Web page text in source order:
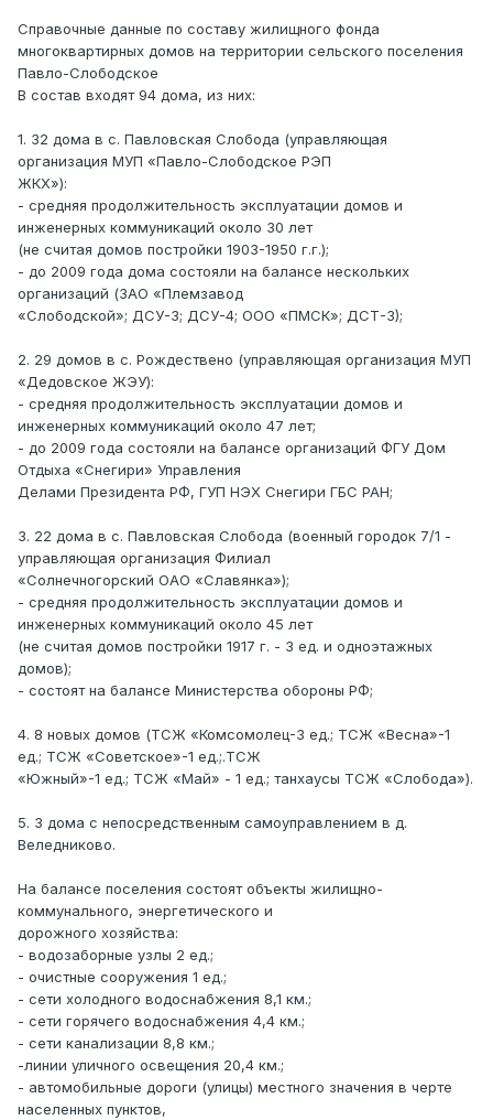
Справочные данные по составу жилищного фонда
многоквартирных домов на территории сельского поселения
Павло-Слободское
В состав входят 94 дома, из них:
1. 32 дома в с. Павловская Слобода (управляющая
организация МУП «Павло-Слободское РЭП
ЖКХ»):
- средняя продолжительность эксплуатации домов и
инженерных коммуникаций около 30 лет
(не считая домов постройки 1903-1950 г.г.);
- до 2009 года дома состояли на балансе нескольких
организаций (ЗАО «Племзавод
«Слободской»; ДСУ-3; ДСУ-4; ООО «ПМСК»; ДСТ-3);
2. 29 домов в с. Рождествено (управляющая организация МУП
«Дедовское ЖЭУ):
- средняя продолжительность эксплуатации домов и
инженерных коммуникаций около 47 лет;
- до 2009 года состояли на балансе организаций ФГУ Дом
Отдыха «Снегири» Управления
Делами Президента РФ, ГУП НЭХ Снегири ГБС РАН;
3. 22 дома в с. Павловская Слобода (военный городок 7/1 -
управляющая организация Филиал
«Солнечногорский ОАО «Славянка»);
- средняя продолжительность эксплуатации домов и
инженерных коммуникаций около 45 лет
(не считая домов постройки 1917 г. - 3 ед. и одноэтажных
домов);
- состоят на балансе Министерства обороны РФ;
4. 8 новых домов (ТСЖ «Комсомолец-3 ед.; ТСЖ «Весна»-1
ед.; ТСЖ «Советское»-1 ед.;.ТСЖ
«Южный»-1 ед.; ТСЖ «Май» - 1 ед.; танхаусы ТСЖ «Слобода»).
5. 3 дома с непосредственным самоуправлением в д.
Веледниково.
На балансе поселения состоят объекты жилищно-
коммунального, энергетического и
дорожного хозяйства:
- водозаборные узлы 2 ед.;
- очистные сооружения 1 ед.;
- сети холодного водоснабжения 8,1 км.;
- сети горячего водоснабжения 4,4 км.;
- сети канализации 8,8 км.;
-линии уличного освещения 20,4 км.;
- автомобильные дороги (улицы) местного значения в черте
населенных пунктов,